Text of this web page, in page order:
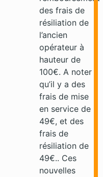
des frais de
résiliation de
l’ancien
opérateur à
hauteur de
100€. A noter
qu’il y a des
frais de mise
en service de
49€, et des
frais de
résiliation de
49€.. Ces
nouvelles